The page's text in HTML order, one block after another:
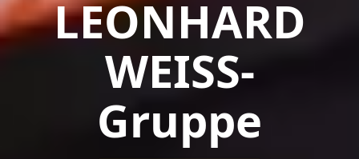
LEONHARD
WEISS-
Gruppe